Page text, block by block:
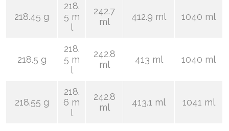
218.45 g
218.
5 m
l
242.7
ml
412.9 ml 1040 ml
218.5 g
218.
5 m
l
242.8
ml
413 ml 1040 ml
218.55 g
218.
6 m
l
242.8
ml
413.1 ml 1041 ml